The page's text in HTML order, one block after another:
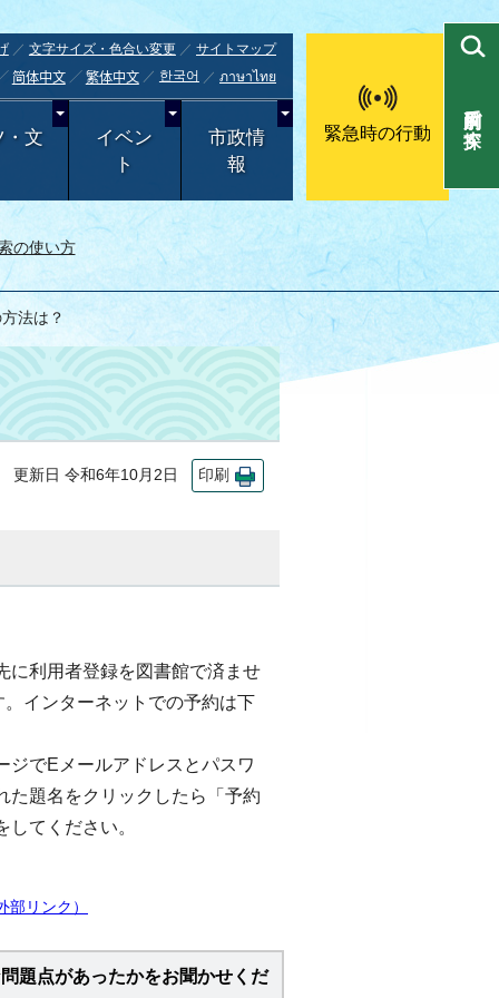
文字サイズ・色合い変更
サイトマップ
简体中文 繁体中文 한국어 ภาษาไทย
・文
イベン
ト
市政情
報
緊急時の行動
の使い方
目的別で探す
法は？
更新日 令和6年10月2日 印刷
に利用者登録を図書館で済ませ
インターネットでの予約は下
ジでEメールアドレスとパスワ
た題名をクリックしたら「予約
てください。
部リンク）
題点があったかをお聞かせくだ